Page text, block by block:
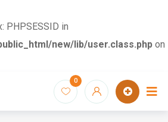
PHPSESSID in
new/lib/user.class.php on
0